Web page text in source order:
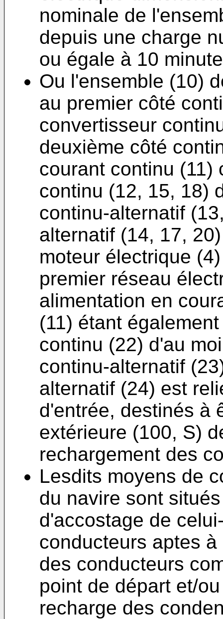
nominale de
depuis une charge
ou égale à 10
Ou l'ensemble (10)
au premier côté
convertisseur
deuxième côté
courant continu (11)
continu (12, 15, 18)
continu-alternatif
alternatif (14, 17,
moteur électrique
premier réseau
alimentation en
(11) étant
continu (22) d'au
continu-alternatif
alternatif (24) est
d'entrée, destinés à
extérieure (100, S)
rechargement des
Lesdits moyens de
du navire sont
d'accostage de
conducteurs aptes
des conducteurs
point de départ et/
recharge des